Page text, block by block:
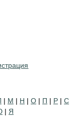
| М | Н | О | П | Р | С
| Я